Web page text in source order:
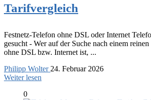
Tarifvergleich
Festnetz-Telefon ohne DSL oder Internet
gesucht - Wer auf der Suche nach einem reinen
ohne DSL bzw. Internet ist, ...
Philipp Wolter 24. Februar 2026
Weiter lesen
0